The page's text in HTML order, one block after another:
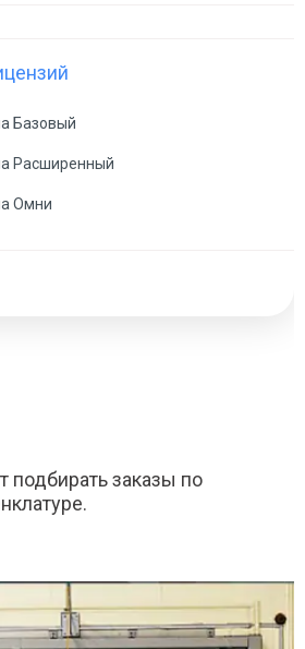
Базовый
Расширенный
Омни
подбирать заказы по